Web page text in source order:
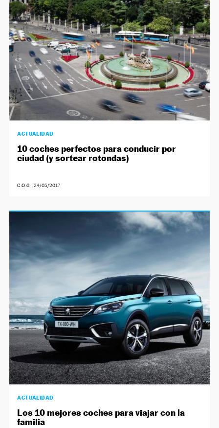
ACTUALIDAD
10 coches perfectos para conducir por
ciudad (y sortear rotondas)
C.O.G | 24/05/2017
ACTUALIDAD
Los 10 mejores coches para viajar con la
familia